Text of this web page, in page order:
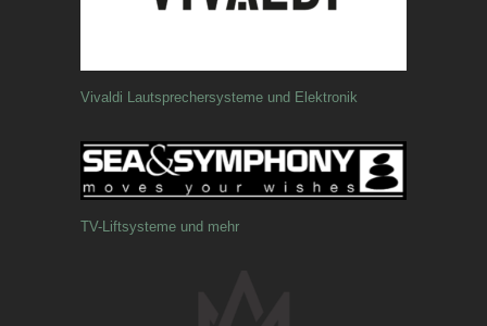
Vivaldi Lautsprechersysteme und Elektronik
TV-Liftsysteme und mehr